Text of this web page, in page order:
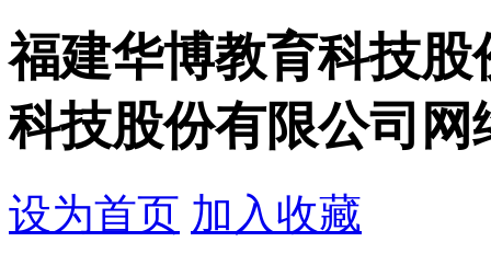
福建华博教育科技股
科技股份有限公司
设为首页 加入收藏